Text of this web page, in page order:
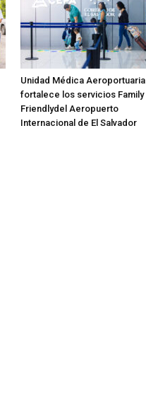
Unidad Médica Aeroportuaria
fortalece los servicios Family
Friendlydel Aeropuerto
Internacional de El Salvador